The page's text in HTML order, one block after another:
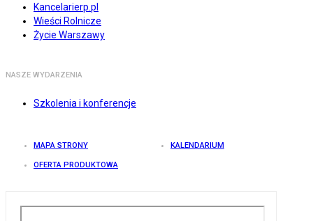
Kancelarierp.pl
Wieści Rolnicze
Życie Warszawy
NASZE WYDARZENIA
Szkolenia i konferencje
MAPA STRONY KALENDARIUM
OFERTA PRODUKTOWA